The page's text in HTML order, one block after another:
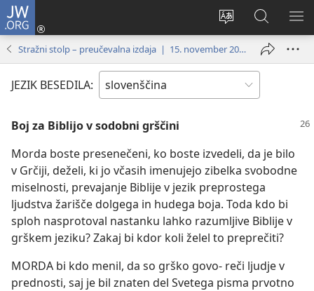
JW.ORG
Spremeni
jezik
spletnega
mesta
Prijava
(odpre
novo
Iskanje
po
JW.ORG
Stražni stolp – preučevalna izdaja | 15. november 2002
JEZIK BESEDILA:
Boj za Biblijo v sodobni grščini
Morda boste presenečeni, ko boste izvedeli, da je bilo
v Grčiji, deželi, ki jo včasih imenujejo zibelka svobodne
miselnosti, prevajanje Biblije v jezik preprostega
ljudstva žarišče dolgega in hudega boja. Toda kdo bi
sploh nasprotoval nastanku lahko razumljive Biblije v
grškem jeziku? Zakaj bi kdor koli želel to preprečiti?
MORDA bi kdo menil, da so grško govo- reči ljudje v
prednosti, saj je bil znaten del Svetega pisma prvotno